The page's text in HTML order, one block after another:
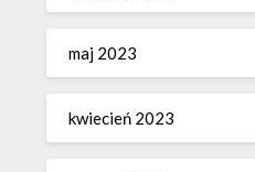
maj 2023
kwiecień 2023